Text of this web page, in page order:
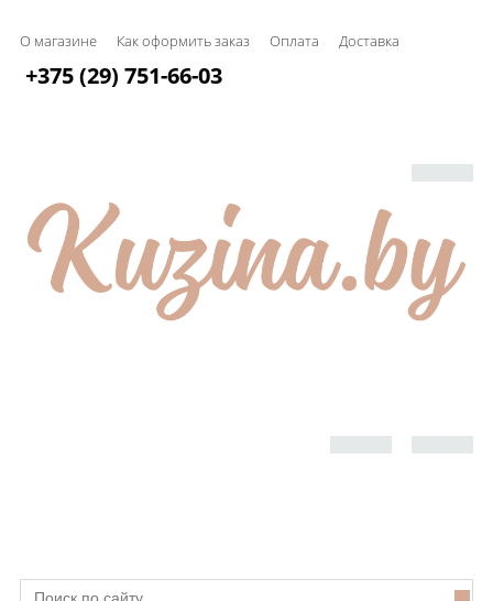
О магазине Как оформить заказ Оплата Доставка
+375 (29) 751-66-03